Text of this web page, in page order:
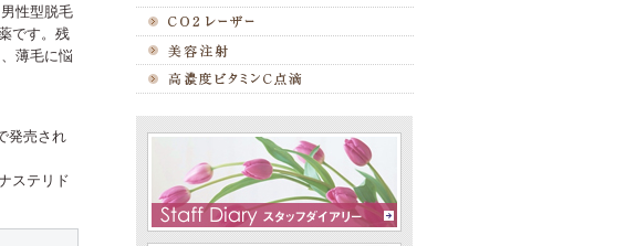
性型脱毛
です。残
薄毛に悩
発売され
ステリド